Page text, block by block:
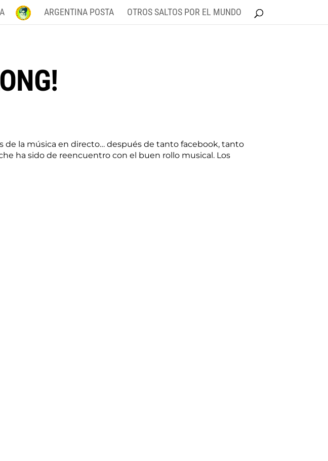
ARGENTINA POSTA OTROS SALTOS POR EL MUNDO
de la música en directo… después de tanto facebook, tanto
ha sido de reencuentro con el buen rollo musical. Los